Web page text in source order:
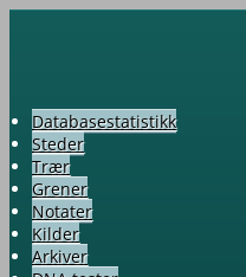
Databasestatistikk
Steder
Trær
Grener
Notater
Kilder
Arkiver